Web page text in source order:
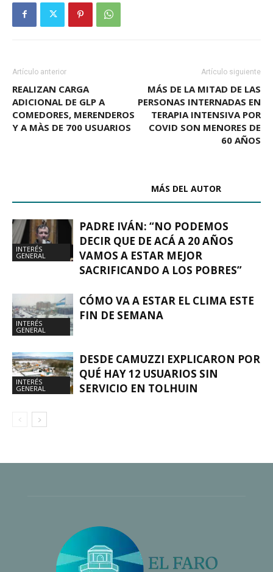
Artículo anterior
REALIZAN CARGA
ADICIONAL DE GLP A
COMEDORES, MERENDEROS
Y A MÀS DE 700 USUARIOS
Artículo siguiente
MÁS DE LA MITAD DE LAS
PERSONAS INTERNADAS EN
TERAPIA INTENSIVA POR
COVID SON MENORES DE
60 AÑOS
MÁS DEL AUTOR
INTERÉS
GENERAL
PADRE IVÁN: “NO PODEMOS
DECIR QUE DE ACÁ A 20 AÑOS
VAMOS A ESTAR MEJOR
SACRIFICANDO A LOS POBRES”
INTERÉS
GENERAL
CÓMO VA A ESTAR EL CLIMA ESTE
FIN DE SEMANA
INTERÉS
GENERAL
DESDE CAMUZZI EXPLICARON POR
QUÉ HAY 12 USUARIOS SIN
SERVICIO EN TOLHUIN